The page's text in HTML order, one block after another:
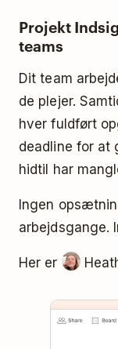
Projekt
teams
Dit team
de plejer.
hver fuldført
deadline for at
hidtil har
Ingen
arbejdsgange.
Her er